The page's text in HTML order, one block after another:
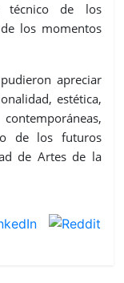
técnico de los
los momentos
apreciar
estética,
de los futuros
de Artes de la